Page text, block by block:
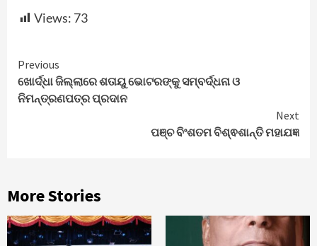
Views: 73
Continue
Reading
Previous
ଖୋର୍ଦ୍ଧା ଜିଲ୍ଲାରେ ଶତାୟୁ ଭୋଟରଙ୍କୁ ସମ୍ବର୍ଦ୍ଧନା ଓ
ନିମନ୍ତ୍ରଣପତ୍ର ପ୍ରଦାନ
Next
ପଞ୍ଚ ବିଂଶତମ ବିଶ୍ଵଶାନ୍ତି ମହାଯଜ୍ଞ
More Stories